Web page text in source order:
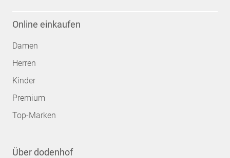
Online einkaufen
Damen
Herren
Kinder
Premium
Top-Marken
Über dodenhof